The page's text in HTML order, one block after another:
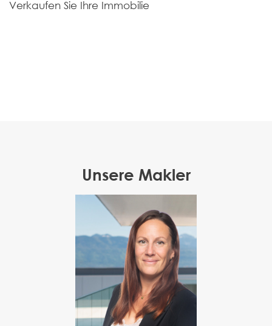
Verkaufen Sie Ihre Immobilie
Unsere Makler